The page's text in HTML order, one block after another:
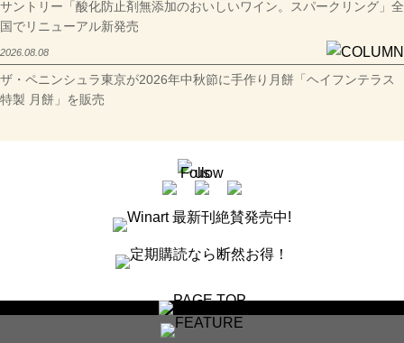
サントリー「酸化防止剤無添加のおいしいワイン。スパークリング」全
国でリニューアル新発売
2026.08.08
ザ・ペニンシュラ東京が2026年中秋節に手作り月餅「ヘイフンテラス
特製 月餅」を販売